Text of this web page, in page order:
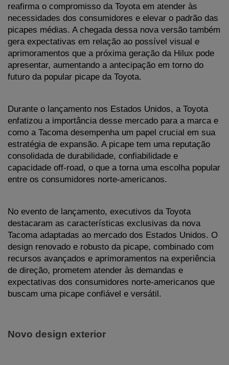
reafirma o compromisso da Toyota em atender às
necessidades dos consumidores e elevar o padrão das
picapes médias. A chegada dessa nova versão também
gera expectativas em relação ao possível visual e
aprimoramentos que a próxima geração da Hilux pode
apresentar, aumentando a antecipação em torno do
futuro da popular picape da Toyota.
Durante o lançamento nos Estados Unidos, a Toyota
enfatizou a importância desse mercado para a marca e
como a Tacoma desempenha um papel crucial em sua
estratégia de expansão. A picape tem uma reputação
consolidada de durabilidade, confiabilidade e
capacidade off-road, o que a torna uma escolha popular
entre os consumidores norte-americanos.
No evento de lançamento, executivos da Toyota
destacaram as características exclusivas da nova
Tacoma adaptadas ao mercado dos Estados Unidos. O
design renovado e robusto da picape, combinado com
recursos avançados e aprimoramentos na experiência
de direção, prometem atender às demandas e
expectativas dos consumidores norte-americanos que
buscam uma picape confiável e versátil.
Novo design exterior